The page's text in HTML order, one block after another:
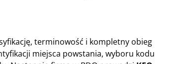
terminowość i kompletny obieg
miejsca powstania, wyboru kodu